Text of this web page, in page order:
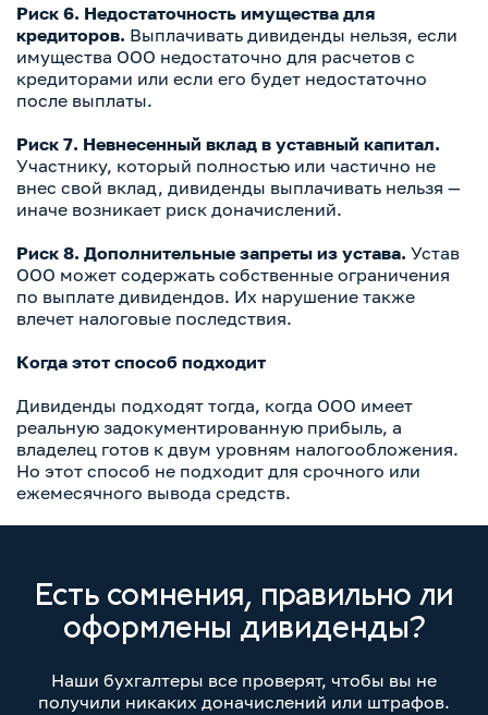
Риск 6. Недостаточность имущества для
кредиторов. Выплачивать дивиденды нельзя, если
имущества ООО недостаточно для расчетов с
кредиторами или если его будет недостаточно
после выплаты.
Риск 7. Невнесенный вклад в уставный капитал.
Участнику, который полностью или частично не
внес свой вклад, дивиденды выплачивать нельзя —
иначе возникает риск доначислений.
Риск 8. Дополнительные запреты из устава. Устав
ООО может содержать собственные ограничения
по выплате дивидендов. Их нарушение также
влечет налоговые последствия.
Когда этот способ подходит
Дивиденды подходят тогда, когда ООО имеет
реальную задокументированную прибыль, а
владелец готов к двум уровням налогообложения.
Но этот способ не подходит для срочного или
ежемесячного вывода средств.
Есть сомнения, правильно ли
оформлены дивиденды?
Наши бухгалтеры все проверят, чтобы вы не
получили никаких доначислений или штрафов.